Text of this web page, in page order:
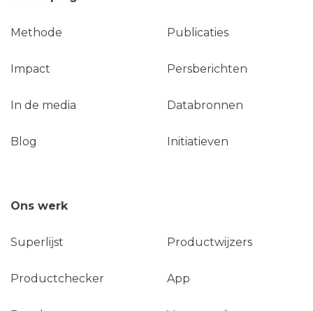
Methode Publicaties
Impact Persberichten
In de media Databronnen
Blog Initiatieven
Ons werk
Superlijst Productwijzers
Productchecker App